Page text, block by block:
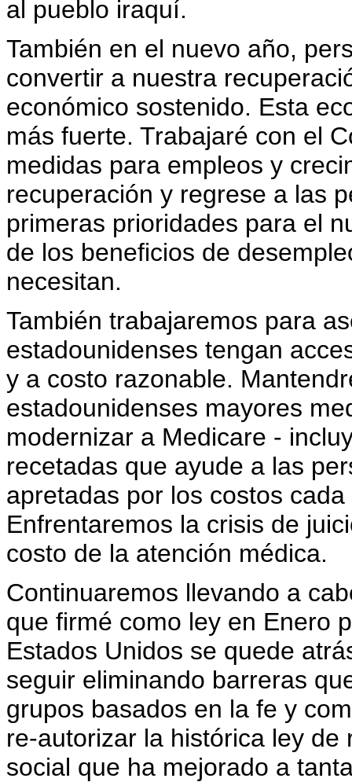
al pueblo iraquí.
También en el nuevo año,
convertir a nuestra
económico sostenido. Esta
más fuerte. Trabajaré con el
medidas para empleos y
recuperación y regrese a las
primeras prioridades para el
de los beneficios de
necesitan.
También trabajaremos para
estadounidenses tengan
y a costo razonable.
estadounidenses mayores
modernizar a Medicare -
recetadas que ayude a las
apretadas por los costos
Enfrentaremos la crisis de
costo de la atención médica.
Continuaremos llevando a
que firmé como ley en Enero
Estados Unidos se quede
seguir eliminando barreras
grupos basados en la fe y
re-autorizar la histórica ley
social que ha mejorado a